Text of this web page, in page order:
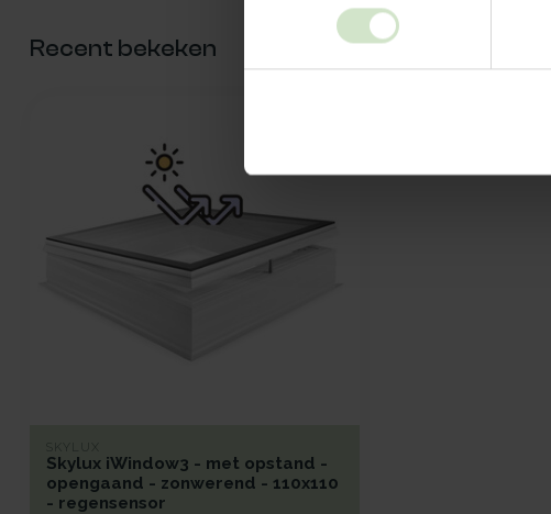
Recent bekeken
SKYLUX
Skylux iWindow3 - met opstand -
opengaand - zonwerend - 110x110
- regensensor